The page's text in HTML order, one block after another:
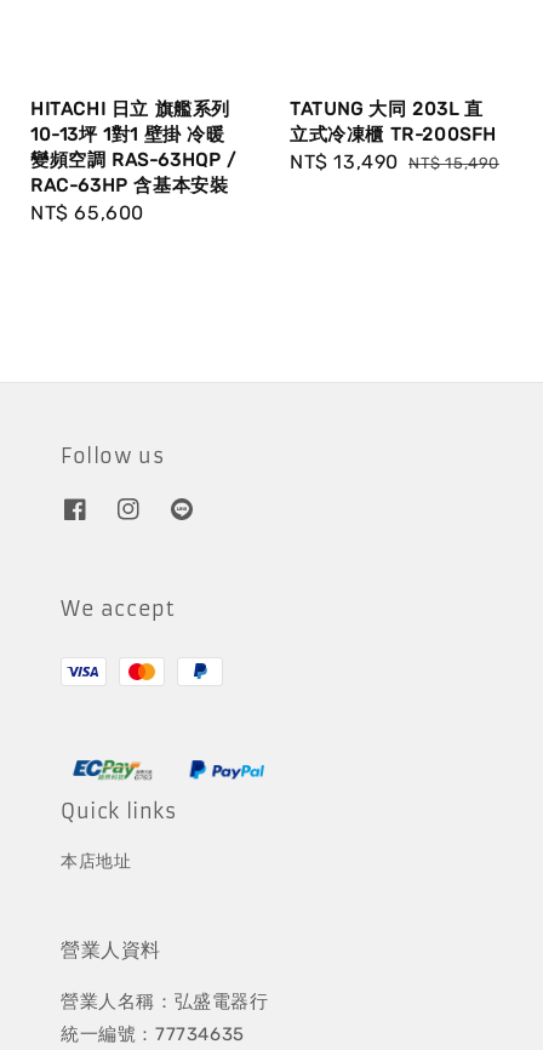
HITACHI 日立 旗艦系列
10-13坪 1對1 壁掛 冷暖
變頻空調 RAS-63HQP /
RAC-63HP 含基本安裝
Regular
NT$ 65,600
TATUNG 大同 203L 直
立式冷凍櫃 TR-200SFH
Sale
NT$ 13,490 Regular
NT$ 15,490
Follow us
We accept
Quick links
本店地址
營業人資料
營業人名稱：弘盛電器行
統一編號：77734635